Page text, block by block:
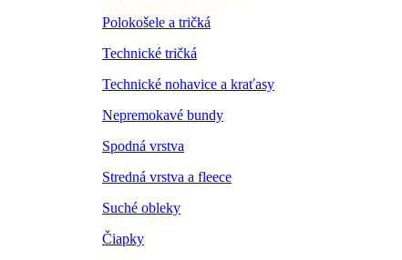
Polokošele a tričká
Technické tričká
Technické nohavice a kraťasy
Nepremokavé bundy
Spodná vrstva
Stredná vrstva a fleece
Suché obleky
Čiapky